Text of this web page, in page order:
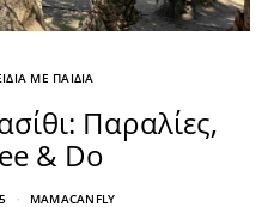
ΜΕ ΠΑΙΔΙΑ
Παραλίες,
& Do
MAMACANFLY